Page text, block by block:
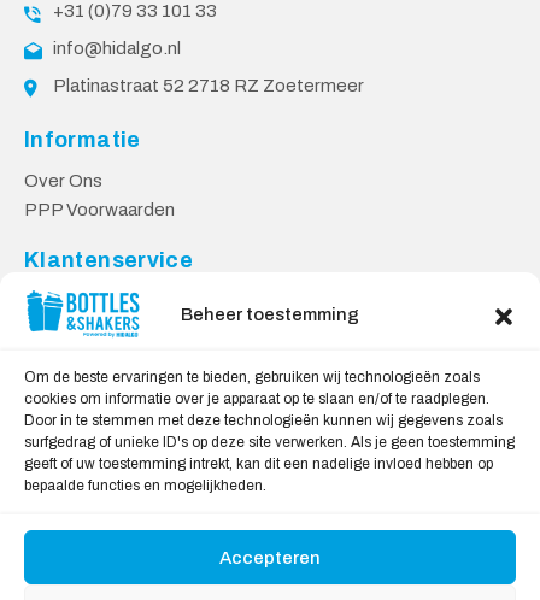
Beheer toestemming
Om de beste ervaringen te bieden, gebruiken wij technologieën zoals
cookies om informatie over je apparaat op te slaan en/of te raadplegen.
Door in te stemmen met deze technologieën kunnen wij gegevens zoals
surfgedrag of unieke ID's op deze site verwerken. Als je geen toestemming
geeft of uw toestemming intrekt, kan dit een nadelige invloed hebben op
bepaalde functies en mogelijkheden.
Accepteren
+31 (0)79 33 101 33
info@hidalgo.nl
Platinastraat 52 2718 RZ Zoetermeer
Informatie
Over Ons
PPP Voorwaarden
Klantenservice
Contact
Levering & Retourneren
Veilig Shoppen
My account
Winkelwagen